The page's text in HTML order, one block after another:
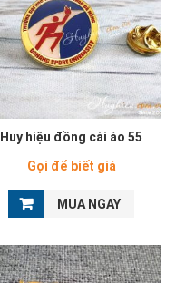
Huy hiệu đồng cài áo 55
Gọi để biết giá
MUA NGAY